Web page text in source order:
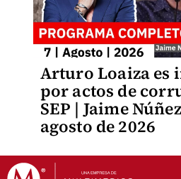
Arturo Loaiza es
por actos de
SEP | Jaime
agosto de 2026